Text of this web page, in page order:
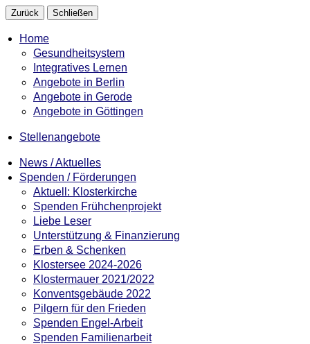
Zurück Schließen
Home
Gesundheitsystem
Integratives Lernen
Angebote in Berlin
Angebote in Gerode
Angebote in Göttingen
Stellenangebote
News / Aktuelles
Spenden / Förderungen
Aktuell: Klosterkirche
Spenden Frühchenprojekt
Liebe Leser
Unterstützung & Finanzierung
Erben & Schenken
Klostersee 2024-2026
Klostermauer 2021/2022
Konventsgebäude 2022
Pilgern für den Frieden
Spenden Engel-Arbeit
Spenden Familienarbeit